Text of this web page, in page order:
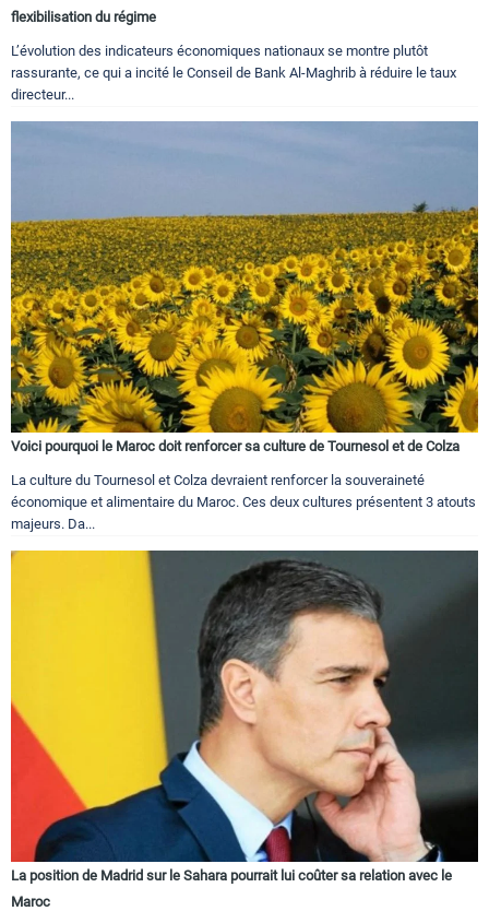
flexibilisation du régime
L’évolution des indicateurs économiques nationaux se montre plutôt
rassurante, ce qui a incité le Conseil de Bank Al-Maghrib à réduire le taux
directeur...
Voici pourquoi le Maroc doit renforcer sa culture de Tournesol et de Colza
La culture du Tournesol et Colza devraient renforcer la souveraineté
économique et alimentaire du Maroc. Ces deux cultures présentent 3 atouts
majeurs. Da...
La position de Madrid sur le Sahara pourrait lui coûter sa relation avec le
Maroc